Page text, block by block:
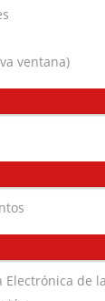
ventana)
de